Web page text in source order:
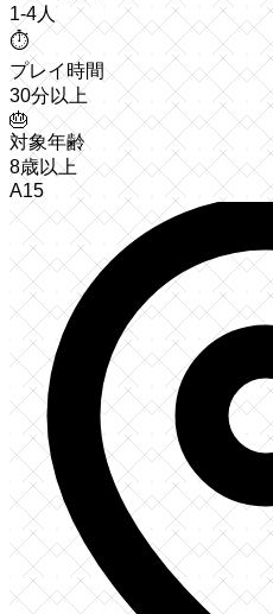
1-4人
⏱️
プレイ時間
30分以上
🎂
対象年齢
8歳以上
A15